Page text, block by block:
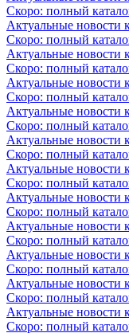
Скоро: полный
Актуальные новости
Скоро: полный
Актуальные новости
Скоро: полный
Актуальные новости
Скоро: полный
Актуальные новости
Скоро: полный
Актуальные новости
Скоро: полный
Актуальные новости
Скоро: полный
Актуальные новости
Скоро: полный
Актуальные новости
Скоро: полный
Актуальные новости
Скоро: полный
Актуальные новости
Скоро: полный
Актуальные новости
Скоро: полный